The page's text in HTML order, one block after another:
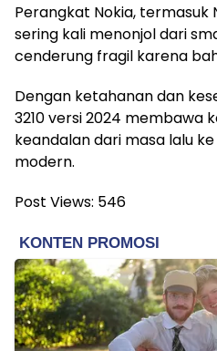
Perangkat Nokia, termasuk
sering kali menonjol dari
cenderung fragil karena
Dengan ketahanan dan
3210 versi 2024 membawa
keandalan dari masa lalu
modern.
Post Views: 546